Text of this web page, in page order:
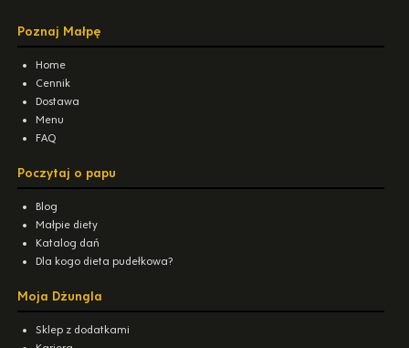
Poznaj Małpę
Home
Cennik
Dostawa
Menu
FAQ
Poczytaj o papu
Blog
Małpie diety
Katalog dań
Dla kogo dieta pudełkowa?
Moja Dżungla
Sklep z dodatkami